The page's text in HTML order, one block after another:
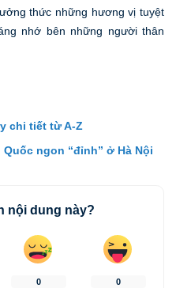
thức những hương vị tuyệt
nhớ bên những người thân
chi tiết từ A-Z
ngon “đỉnh” ở Hà Nội
nội dung này?
0 0